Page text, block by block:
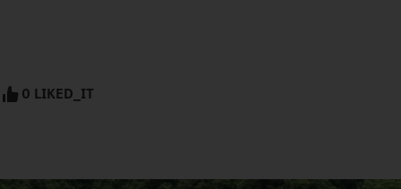
0 LIKED_IT